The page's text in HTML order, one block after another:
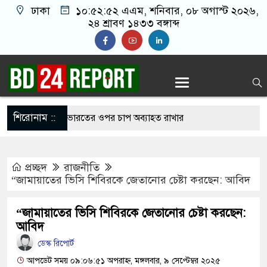
ঢাকা ১০:৫২:৫৩ এএম, শনিবার, ০৮ অগাস্ট ২০২৬,
২৪ শ্রাবণ ১৪৩৩ বঙ্গাব্দ
শিরোনাম ::
দৌরাত্ম্য বন্ধে ভারতের ওপর চাপ অব্যাহত রাখার
মোড়, নেপথ্যে কূটনৈতিক বিবৃতি
আমির
গোঁজার ঠাঁই পেতে মাথার চুল বিক্রি করলেন মা
প্রচ্ছদ
রাজনীতি
“জামায়াতের ভিসি শিবিরকে জেতানোর চেষ্টা করছেন: আবিদ
“জামায়াতের ভিসি শিবিরকে জেতানোর চেষ্টা করছেন:
আবিদ
ডেস্ক রিপোর্ট
আপডেট সময় ০৯:০৬:৫১ অপরাহ্ন, মঙ্গলবার, ৯ সেপ্টেম্বর ২০২৫